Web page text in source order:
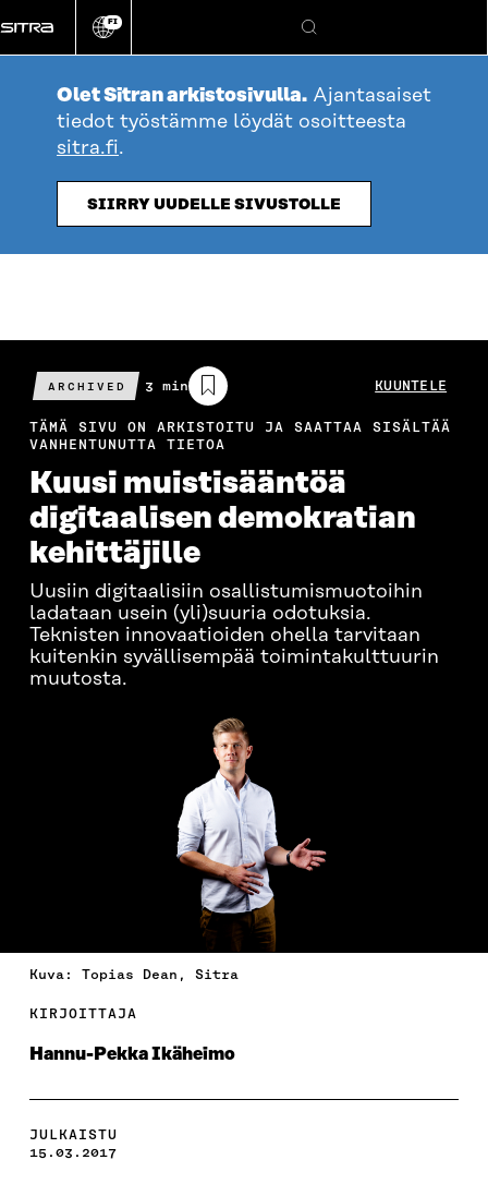
suoraan
sisältöön
Vaihda
kieli
FI
Hae
Olet Sitran arkistosivulla. Ajantasaiset
tiedot työstämme löydät osoitteesta
sitra.fi.
SIIRRY UUDELLE SIVUSTOLLE
ARCHIVED
Arvioitu
lukuaika
3 min KUUNTELE
TÄMÄ SIVU ON ARKISTOITU JA SAATTAA SISÄLTÄÄ
VANHENTUNUTTA TIETOA
Kuusi muistisääntöä
digitaalisen demokratian
kehittäjille
Uusiin digitaalisiin osallistumismuotoihin
ladataan usein (yli)suuria odotuksia.
Teknisten innovaatioiden ohella tarvitaan
kuitenkin syvällisempää toimintakulttuurin
muutosta.
Kuva: Topias Dean, Sitra
KIRJOITTAJA
Hannu-Pekka Ikäheimo
JULKAISTU
15.03.2017